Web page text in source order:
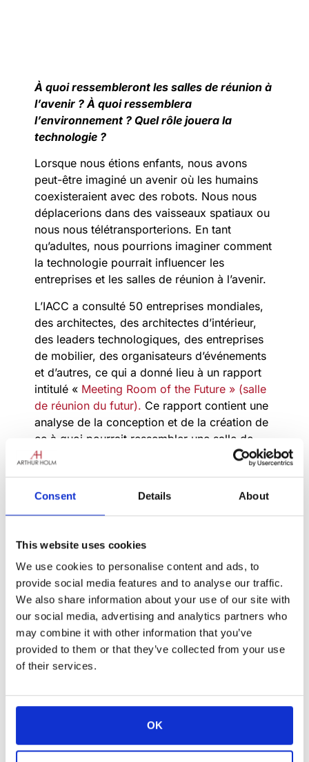
Consent Details About
This website uses cookies
We use cookies to personalise content and ads, to
provide social media features and to analyse our traffic.
We also share information about your use of our site with
our social media, advertising and analytics partners who
may combine it with other information that you’ve
provided to them or that they’ve collected from your use
of their services.
OK
À quoi ressembleront les salles de réunion à
l’avenir ? À quoi ressemblera
l’environnement ? Quel rôle jouera la
technologie ?
Lorsque nous étions enfants, nous avons
peut-être imaginé un avenir où les humains
coexisteraient avec des robots. Nous nous
déplacerions dans des vaisseaux spatiaux ou
nous nous télétransporterions. En tant
qu’adultes, nous pourrions imaginer comment
la technologie pourrait influencer les
entreprises et les salles de réunion à l’avenir.
L’IACC a consulté 50 entreprises mondiales,
des architectes, des architectes d’intérieur,
des leaders technologiques, des entreprises
de mobilier, des organisateurs d’événements
et d’autres, ce qui a donné lieu à un rapport
intitulé « Meeting Room of the Future » (salle
de réunion du futur). Ce rapport contient une
analyse de la conception et de la création de
ce à quoi pourrait ressembler une salle de
réunion du futur.
Voici quelques-unes de ses conclusions :
créativité, à accroître la participation des
décision. Elles se concentreront sur les
résultats en recherchant le retour sur
investissement grâce à une conception plus
flexible et plus intelligente de l’espace.
Créez des expériences
impressionnantes et inoubliables :
La salle de réunion et la salle de conseil sont,
et continueront d’être, l’un des espaces les
plus importants au sein d’une entreprise. Les